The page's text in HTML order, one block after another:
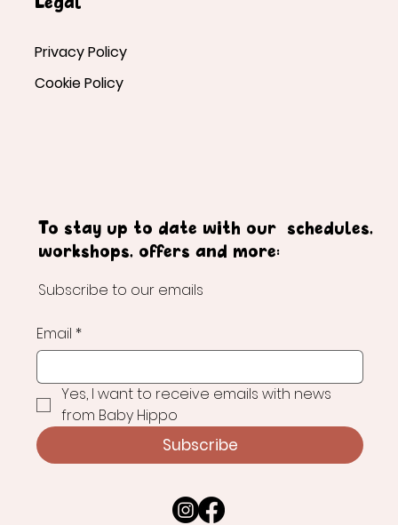
Legal
Privacy Policy
Cookie Policy
To stay up to date with our schedules,
workshops, offers and more:
Subscribe to our emails
Email *
Yes, I want to receive emails with news
from Baby Hippo
Subscribe